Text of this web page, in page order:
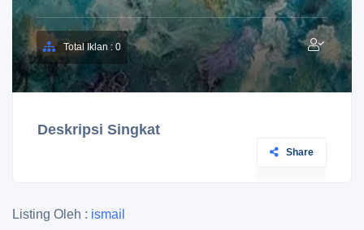
Total Iklan : 0
Deskripsi Singkat
Share
Listing Oleh : ismail